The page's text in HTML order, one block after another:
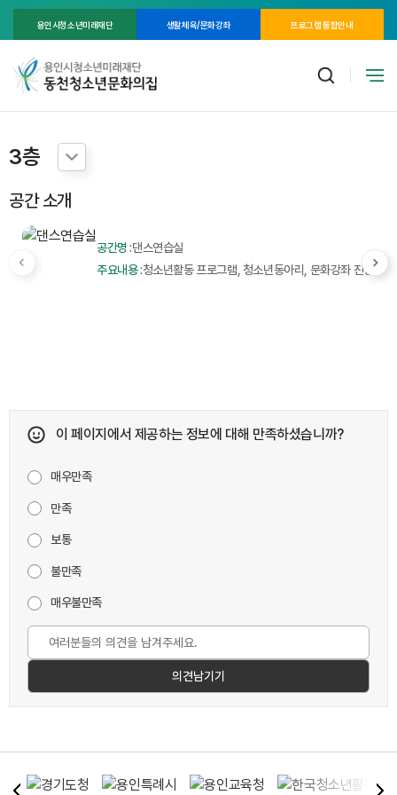
용인시청소년미래재단 생활체육/문화강좌 프로그램 통합안내
3층
공간 소개
공간명 :댄스연습실
주요내용 :청소년활동 프로그램, 청소년동아리, 문화강좌 진행
이 페이지에서 제공하는 정보에 대해 만족하셨습니까?
매우만족
만족
보통
불만족
매우불만족